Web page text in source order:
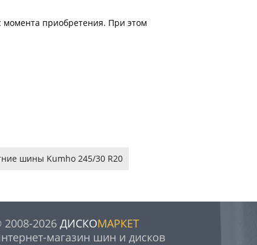
момента приобретения. При этом
шины Kumho 245/30 R20
2008-2026 ДИСКОМАРКЕТ
магазин шин и дисков